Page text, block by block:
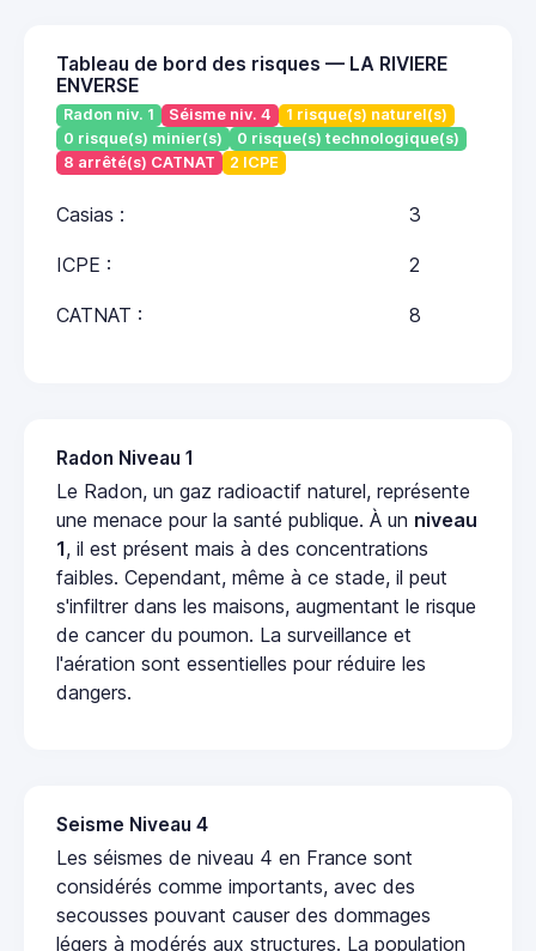
Tableau de bord des risques — LA RIVIERE
ENVERSE
Radon niv. 1 Séisme niv. 4
1 risque(s) naturel(s)
0 risque(s) minier(s)
0 risque(s) technologique(s)
8 arrêté(s) CATNAT
2 ICPE
Casias : 3
ICPE : 2
CATNAT : 8
Radon Niveau 1
Le Radon, un gaz radioactif naturel, représente
une menace pour la santé publique. À un niveau
1, il est présent mais à des concentrations
faibles. Cependant, même à ce stade, il peut
s'infiltrer dans les maisons, augmentant le risque
de cancer du poumon. La surveillance et
l'aération sont essentielles pour réduire les
dangers.
Seisme Niveau 4
Les séismes de niveau 4 en France sont
considérés comme importants, avec des
secousses pouvant causer des dommages
légers à modérés aux structures. La population